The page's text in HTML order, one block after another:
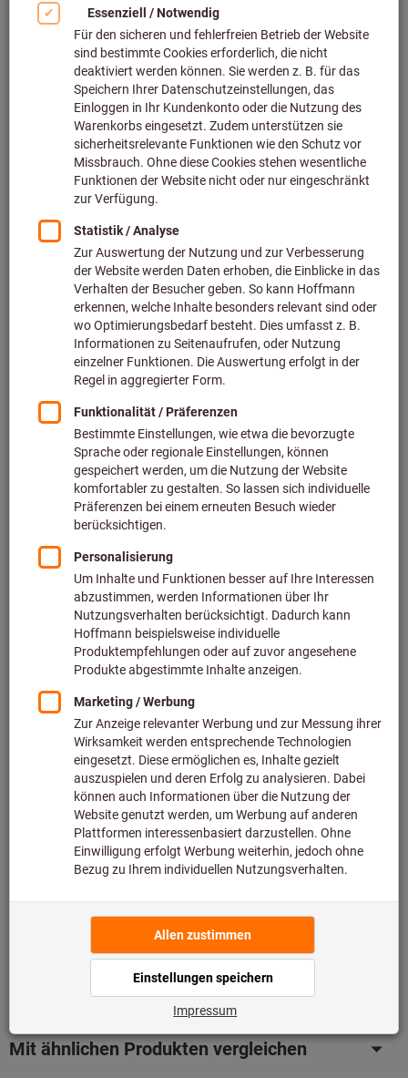
Bild zum Vergrößern anklicken
Preis pro 1 Stück
zzgl. Versandkosten
Netto: 1.515,00 €
Menge
In den Warenkorb
Bitte beachten Sie die Lieferzeit und eingeschränkte
Beratung:
Diesen Artikel bestellen wir für Sie direkt beim Hersteller,
da er nicht Bestandteil unseres Hauptsortiments ist und
somit nicht bei uns auf Lager liegt.
Artikel merken Artikel teilen
Produktdetails
Mit ähnlichen Produkten vergleichen